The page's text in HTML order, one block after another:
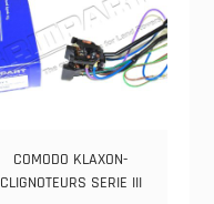
COMODO KLAXON-
CLIGNOTEURS SERIE III